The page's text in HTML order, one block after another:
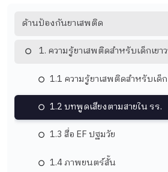
ด้านป้องกันยาเสพติด
1. ความรู้ยาเสพติดสำหรับเด็กเยา
1.1 ความรู้ยาเสพติดสำหรับเด็ก
1.2 บทพูดเสียงตามสายใน รร.
1.3 สื่อ EF ปฐมวัย
1.4 ภาพยนตร์สั้น